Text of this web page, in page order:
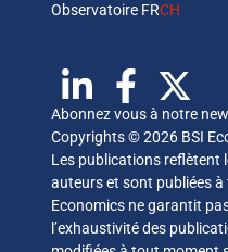
Observatoire FRCH
Abonnez vous à notre
Copyrights © 2026 BSI
Les publications reflètent
auteurs et sont publiées
Economics ne garantit
l’exhaustivité des